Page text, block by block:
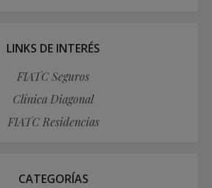
LINKS DE INTERÉS
FIATC Seguros
Clínica Diagonal
FIATC Residencias
CATEGORÍAS